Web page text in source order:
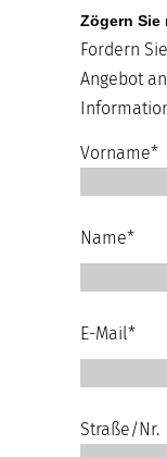
Zögern Sie
Fordern
Angebot
Vorname*
Name*
E-Mail*
Straße/Nr.